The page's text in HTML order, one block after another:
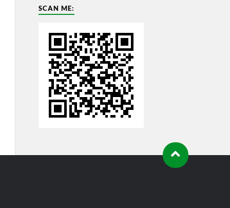
SCAN ME: